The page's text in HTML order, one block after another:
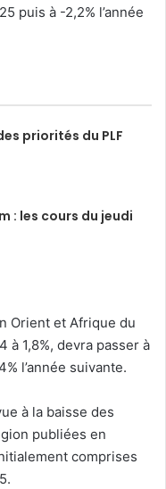
puis à -2,2% l’année
priorités du PLF
: les cours du jeudi
Orient et Afrique du
à 1,8%, devra passer à
l’année suivante.
à la baisse des
publiées en
comprises